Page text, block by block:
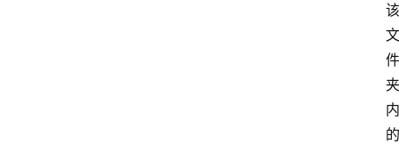
该
文
件
夹
内
的